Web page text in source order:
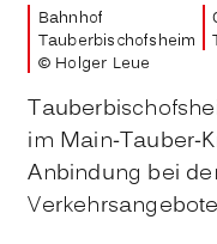
Bahnhof
Tauberbischofsheim
© Holger Leue
im Main-Tauber-
Anbindung bei